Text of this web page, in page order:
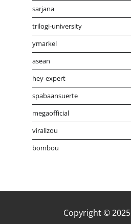
sarjana
trilogi-university
ymarkel
asean
hey-expert
spabaansuerte
megaofficial
viralizou
bombou
Copyright © 2025